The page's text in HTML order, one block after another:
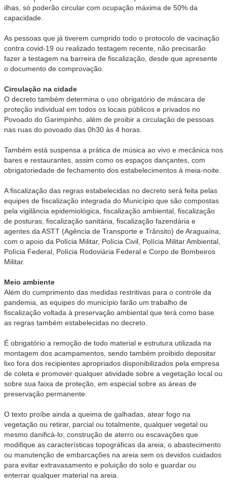
ilhas, só poderão circular com ocupação máxima de 50% da
capacidade.
As pessoas que já tiverem cumprido todo o protocolo de vacinação
contra covid-19 ou realizado testagem recente, não precisarão
fazer a testagem na barreira de fiscalização, desde que apresente
o documento de comprovação.
Circulação na cidade
O decreto também determina o uso obrigatório de máscara de
proteção individual em todos os locais públicos e privados no
Povoado do Garimpinho, além de proibir a circulação de pessoas
nas ruas do povoado das 0h30 às 4 horas.
Também está suspensa a prática de música ao vivo e mecânica nos
bares e restaurantes, assim como os espaços dançantes, com
obrigatoriedade de fechamento dos estabelecimentos à meia-noite.
A fiscalização das regras estabelecidas no decreto será feita pelas
equipes de fiscalização integrada do Município que são compostas
pela vigilância epidemiológica, fiscalização ambiental, fiscalização
de posturas, fiscalização sanitária, fiscalização fazendária e
agentes da ASTT (Agência de Transporte e Trânsito) de Araguaína,
com o apoio da Polícia Militar, Polícia Civil, Polícia Militar Ambiental,
Polícia Federal, Polícia Rodoviária Federal e Corpo de Bombeiros
Militar.
Meio ambiente
Além do cumprimento das medidas restritivas para o controle da
pandemia, as equipes do município farão um trabalho de
fiscalização voltada à preservação ambiental que terá como base
as regras também estabelecidas no decreto.
É obrigatório a remoção de todo material e estrutura utilizada na
montagem dos acampamentos, sendo também proibido depositar
lixo fora dos recipientes apropriados disponibilizados pela empresa
de coleta e promover qualquer atividade sobre a vegetação local ou
sobre sua faixa de proteção, em especial sobre as áreas de
preservação permanente.
O texto proíbe ainda a queima de galhadas, atear fogo na
vegetação ou retirar, parcial ou totalmente, qualquer vegetal ou
mesmo danificá-lo; construção de aterro ou escavações que
modifique as características topográficas da areia; o abastecimento
ou manutenção de embarcações na areia sem os devidos cuidados
para evitar extravasamento e poluição do solo e guardar ou
enterrar qualquer material na areia.